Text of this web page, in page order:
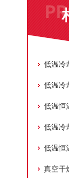
低温恒
低温恒
真空干